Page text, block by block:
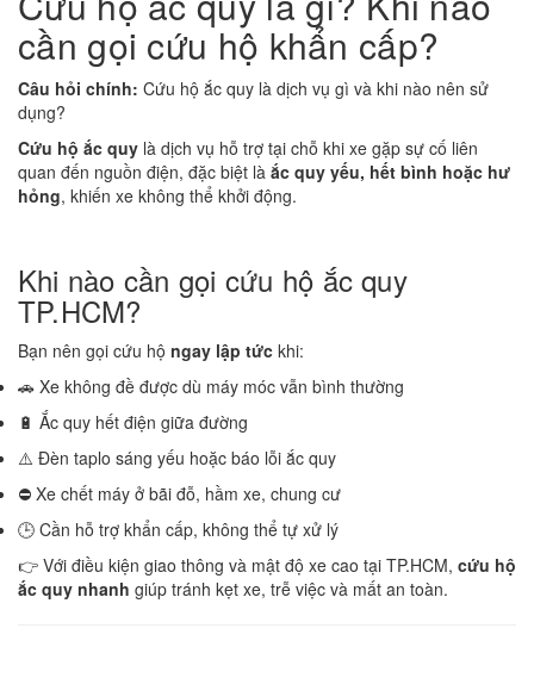
cần gọi cứu hộ khẩn cấp?
Câu hỏi chính: Cứu hộ ắc quy là dịch vụ gì và khi nào nên sử
dụng?
Cứu hộ ắc quy là dịch vụ hỗ trợ tại chỗ khi xe gặp sự cố liên
quan đến nguồn điện, đặc biệt là ắc quy yếu, hết bình hoặc hư
hỏng, khiến xe không thể khởi động.
Khi nào cần gọi cứu hộ ắc quy
TP.HCM?
Bạn nên gọi cứu hộ ngay lập tức khi:
🚗 Xe không đề được dù máy móc vẫn bình thường
🔋 Ắc quy hết điện giữa đường
⚠️ Đèn taplo sáng yếu hoặc báo lỗi ắc quy
⛔ Xe chết máy ở bãi đỗ, hầm xe, chung cư
🕒 Cần hỗ trợ khẩn cấp, không thể tự xử lý
👉 Với điều kiện giao thông và mật độ xe cao tại TP.HCM, cứu hộ
ắc quy nhanh giúp tránh kẹt xe, trễ việc và mất an toàn.